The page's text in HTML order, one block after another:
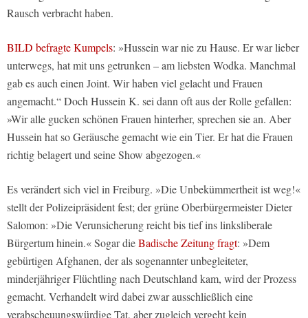
Rausch verbracht haben.
BILD befragte Kumpels: »Hussein war nie zu Hause. Er war lieber
unterwegs, hat mit uns getrunken – am liebsten Wodka. Manchmal
gab es auch einen Joint. Wir haben viel gelacht und Frauen
angemacht.“ Doch Hussein K. sei dann oft aus der Rolle gefallen:
»Wir alle gucken schönen Frauen hinterher, sprechen sie an. Aber
Hussein hat so Geräusche gemacht wie ein Tier. Er hat die Frauen
richtig belagert und seine Show abgezogen.«
Es verändert sich viel in Freiburg. »Die Unbekümmertheit ist weg!«
stellt der Polizeipräsident fest; der grüne Oberbürgermeister Dieter
Salomon: »Die Verunsicherung reicht bis tief ins linksliberale
Bürgertum hinein.« Sogar dieBadische Zeitung fragt: »Dem
gebürtigen Afghanen, der als sogenannter unbegleiteter,
minderjähriger Flüchtling nach Deutschland kam, wird der Prozess
gemacht. Verhandelt wird dabei zwar ausschließlich eine
verabscheuungswürdige Tat, aber zugleich vergeht kein